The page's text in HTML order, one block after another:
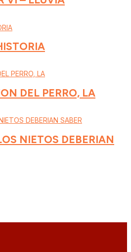
DEL PERRO, LA
NIETOS DEBERIAN